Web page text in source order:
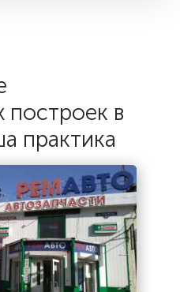
построек в
практика